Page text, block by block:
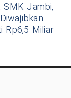
SMK Jambi,
Rp6,5 Miliar